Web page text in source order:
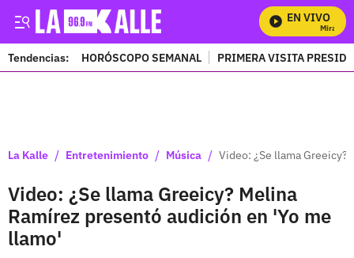
EN VIVO
Mira
Tendencias: HORÓSCOPO SEMANAL PRIMERA VISITA
La Kalle / Entretenimiento / Música / Video: ¿Se llama
Video: ¿Se llama Greeicy? Melina
Ramírez presentó audición en 'Yo me
llamo'